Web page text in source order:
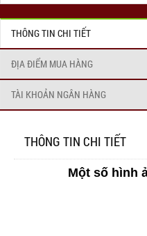
THÔNG TIN CHI TIẾT
ĐỊA ĐIỂM MUA HÀNG
TÀI KHOẢN NGÂN HÀNG
THÔNG TIN CHI TIẾT
Một số hình